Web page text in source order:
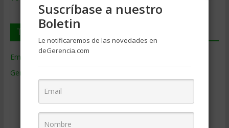
Temas de Gerencia
Empresas de Gerencia
Gerencia
Ciencias Económicas
Contabilidad(466)
Suscríbase a nuestro
Boletin
Le notificaremos de las novedades en
deGerencia.com